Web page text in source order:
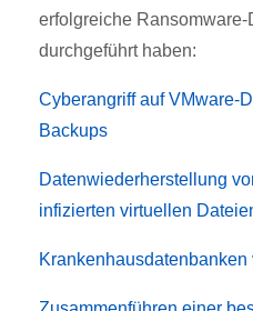
erfolgreiche
durchgeführt haben:
Cyberangriff auf VMware-
Backups
Datenwiederherstellung
infizierten virtuellen